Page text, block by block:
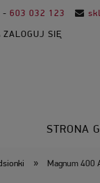
- 603 032 123
ZALOGUJ SIĘ
STRONA
» Magnum 400